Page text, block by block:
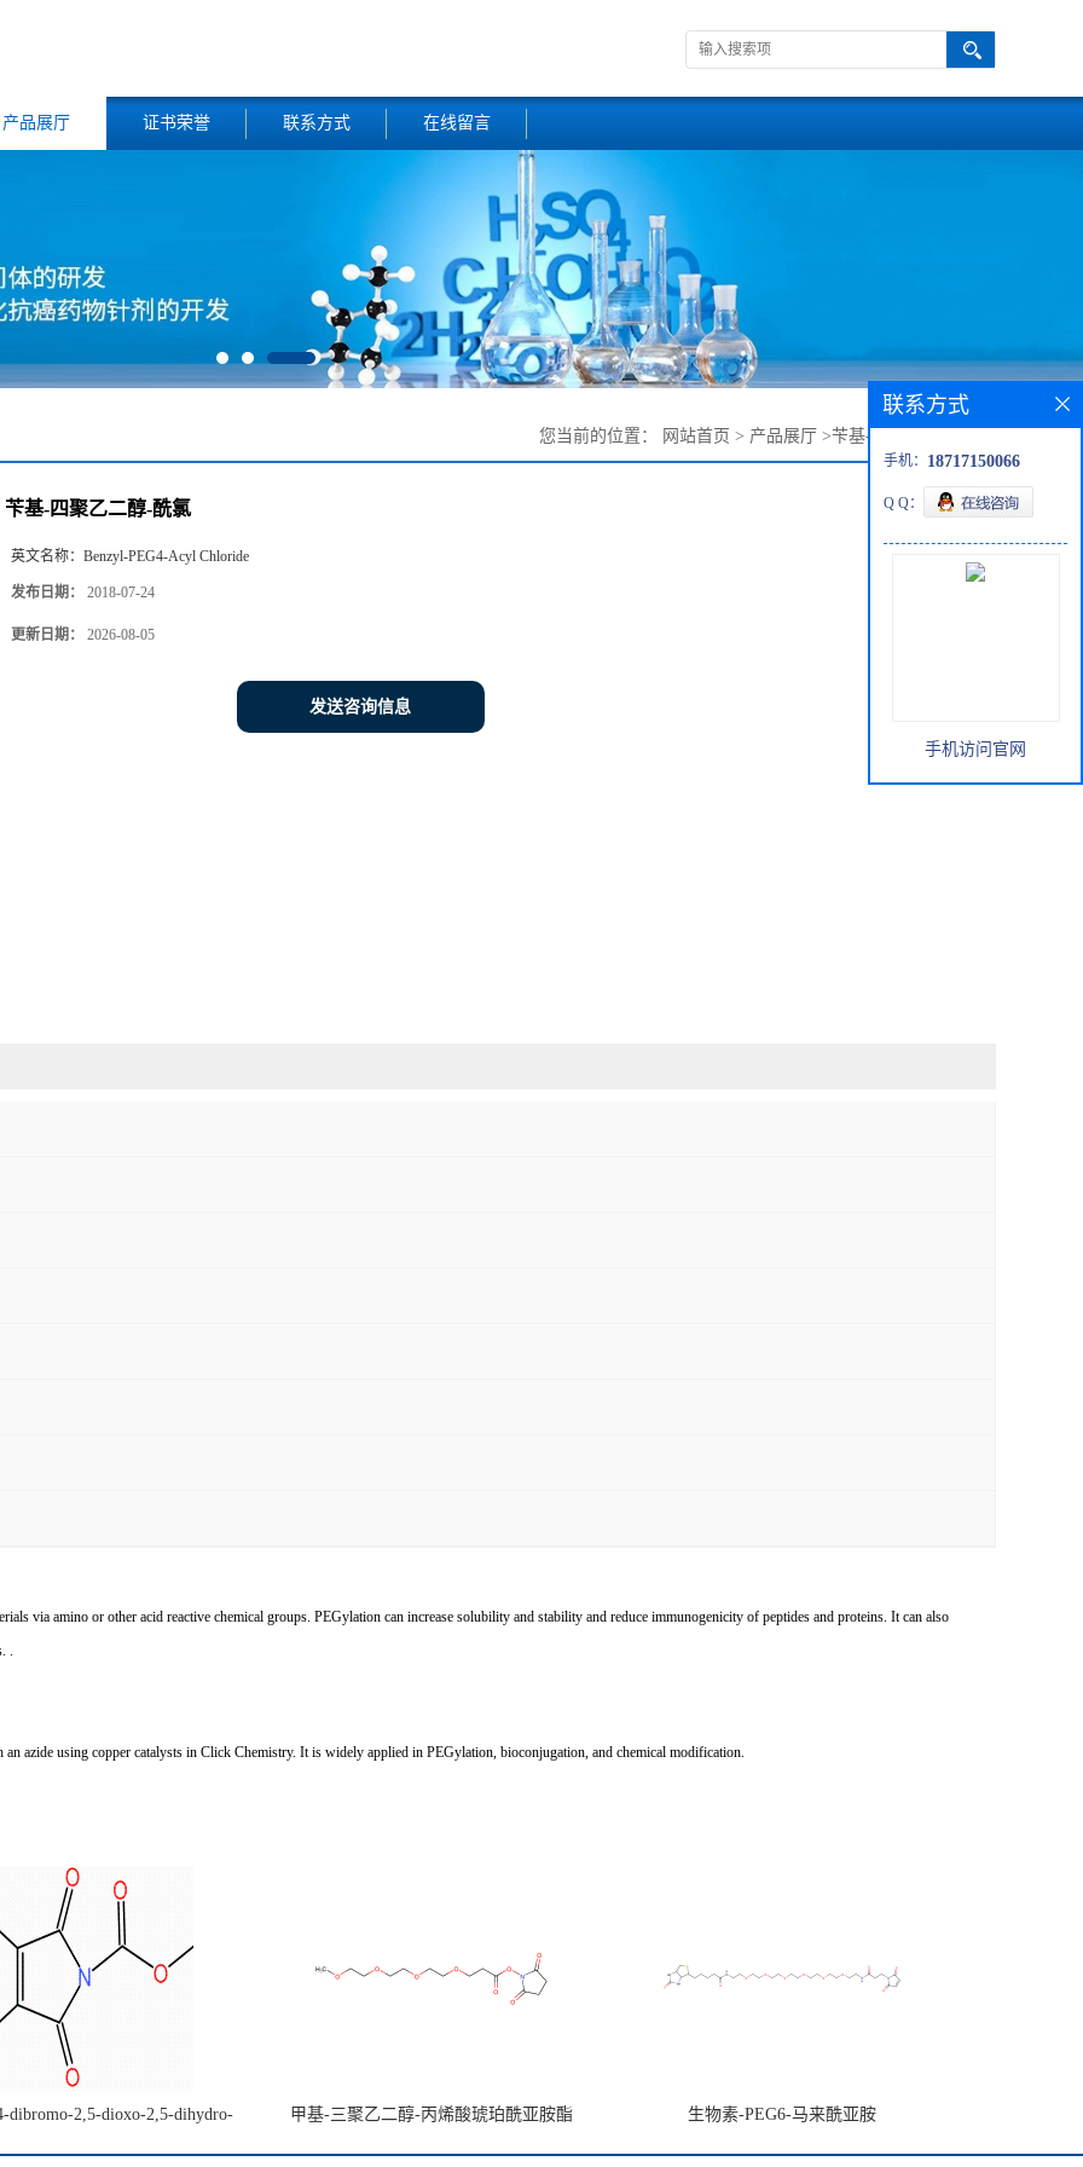
产品展厅 证书荣誉 联系方式 在线留言
您当前的位置： 网站首页 > 产品展厅 >苄基-四聚乙二醇-酰氯
苄基-四聚乙二醇-酰氯
英文名称： Benzyl-PEG4-Acyl Chloride
发布日期： 2018-07-24
更新日期： 2026-08-05
发送咨询信息
via amino or other acid reactive chemical groups. PEGylation can increase solubility and stability and reduce immunogenicity of peptides and proteins. It can also
azide using copper catalysts in Click Chemistry. It is widely applied in PEGylation, bioconjugation, and chemical modification.
dibromo-2,5-dioxo-2,5-dihydro-
甲基-三聚乙二醇-丙烯酸琥珀酰亚胺酯 生物素-PEG6-马来酰亚胺
联系方式
手机： 18717150066
Q Q：
手机访问官网